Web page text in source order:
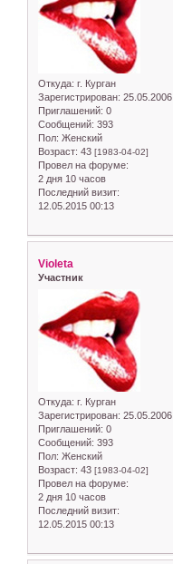
Откуда: г. Курган
Зарегистрирован: 25.05.2006
Приглашений: 0
Сообщений: 393
Пол: Женский
Возраст: 43 [1983-04-02]
Провел на форуме:
2 дня 10 часов
Последний визит:
12.05.2015 00:13
Violeta
Участник
Откуда: г. Курган
Зарегистрирован: 25.05.2006
Приглашений: 0
Сообщений: 393
Пол: Женский
Возраст: 43 [1983-04-02]
Провел на форуме:
2 дня 10 часов
Последний визит:
12.05.2015 00:13